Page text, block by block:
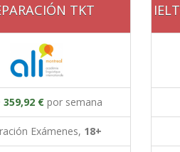
TKT
359,92 € por semana
Exámenes, 18+